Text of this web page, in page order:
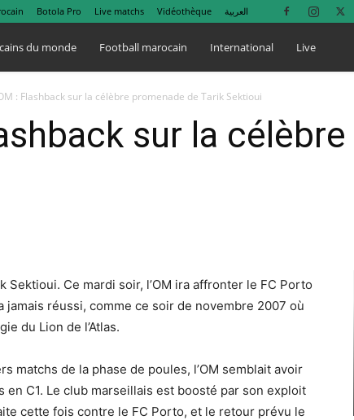
Botola Pro Live matchs Vidéothèque العربية
du monde Football marocain International Live
: Flashback sur la célèbre promenade de Tarik Sektioui
sur la
Ce mardi soir, l’OM ira affronter le FC Porto
réussi, comme ce soir de novembre 2007 où
du Lion de l’Atlas.
matchs de la phase de poules, l’OM semblait avoir
C1. Le club marseillais est boosté par son exploit
cette fois contre le FC Porto, et le retour prévu le